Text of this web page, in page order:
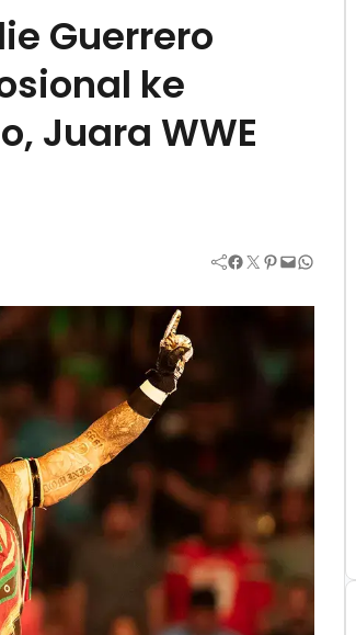
Guerrero
ke
Juara WWE
Facebook Twitter Pinterest Mail WhatsApp